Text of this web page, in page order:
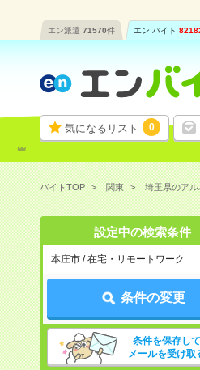
エン派遣 71570件 エン バイト
気になるリスト 0
バイトTOP 関東 埼玉県のア
設定中の検索条件
本庄市 / 在宅・リモートワーク
条件の変更
条件を保存して
メールを受け取